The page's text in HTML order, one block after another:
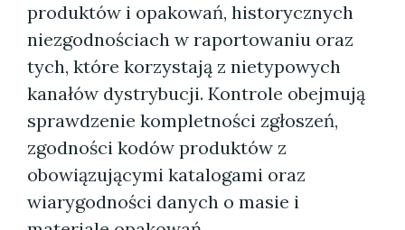
produktów i opakowań, historycznych
niezgodnościach w raportowaniu oraz
tych, które korzystają z nietypowych
kanałów dystrybucji. Kontrole obejmują
sprawdzenie kompletności zgłoszeń,
zgodności kodów produktów z
obowiązującymi katalogami oraz
wiarygodności danych o masie i